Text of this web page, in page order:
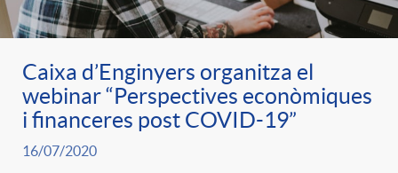
Caixa d’Enginyers organitza el
webinar “Perspectives econòmiques
i financeres post COVID-19”
16/07/2020